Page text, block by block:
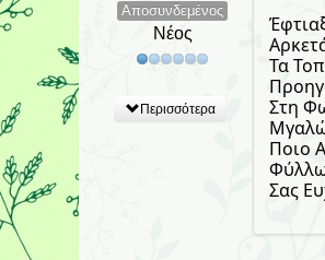
Αποσυνδεμένος
Νέος
Περισσότερα
Τα
Στη
Ποιο
Σας